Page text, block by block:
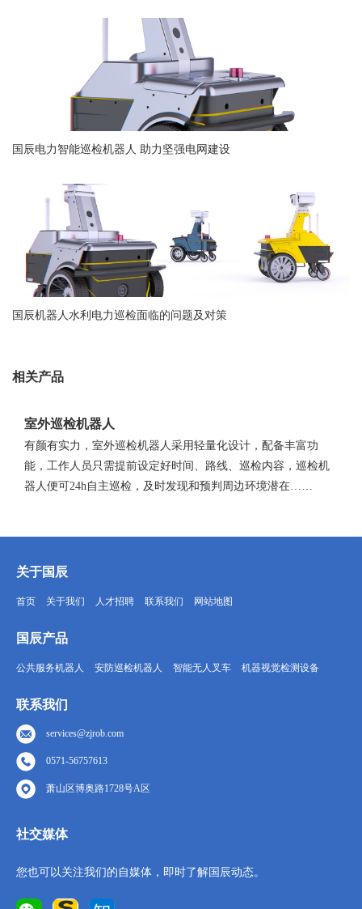
国辰电力智能巡检机器人 助力坚强电网建设
国辰机器人水利电力巡检面临的问题及对策
相关产品
室外巡检机器人
有颜有实力，室外巡检机器人采用轻量化设计，配备丰富功
能，工作人员只需提前设定好时间、路线、巡检内容，巡检机
器人便可24h自主巡检，及时发现和预判周边环境潜在……
关于国辰
首页 关于我们 人才招聘 联系我们 网站地图
国辰产品
公共服务机器人 安防巡检机器人 智能无人叉车 机器视觉检测设备
联系我们
services@zjrob.com
0571-56757613
萧山区博奥路1728号A区
社交媒体
您也可以关注我们的自媒体，即时了解国辰动态。